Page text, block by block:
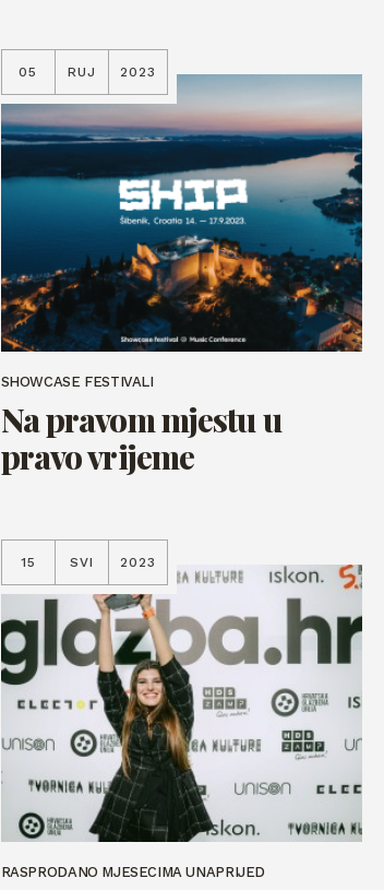
05 RUJ 2023
SHOWCASE FESTIVALI
Na pravom mjestu u
pravo vrijeme
15 SVI 2023
RASPRODANO MJESECIMA UNAPRIJED